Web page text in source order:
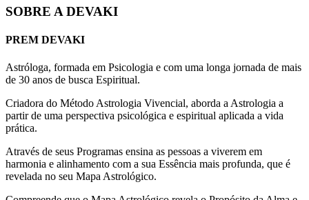
SOBRE A DEVAKI​
PREM DEVAKI
Astróloga, formada em Psicologia e com uma longa jornada de mais
de 30 anos de busca Espiritual.
Criadora do Método Astrologia Vivencial, aborda a Astrologia a
partir de uma perspectiva psicológica e espiritual aplicada a vida
prática.
Através de seus Programas ensina as pessoas a viverem em
harmonia e alinhamento com a sua Essência mais profunda, que é
revelada no seu Mapa Astrológico.